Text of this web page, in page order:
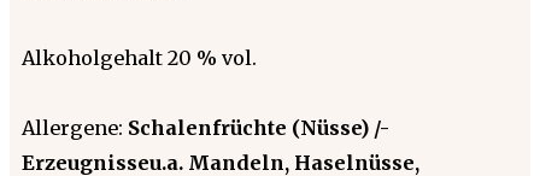
Alkoholgehalt 20 % vol.
Allergene: Schalenfrüchte (Nüsse) /-
Erzeugnisseu.a. Mandeln, Haselnüsse,